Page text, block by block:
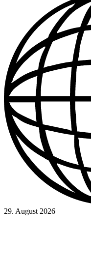
29. August 2026